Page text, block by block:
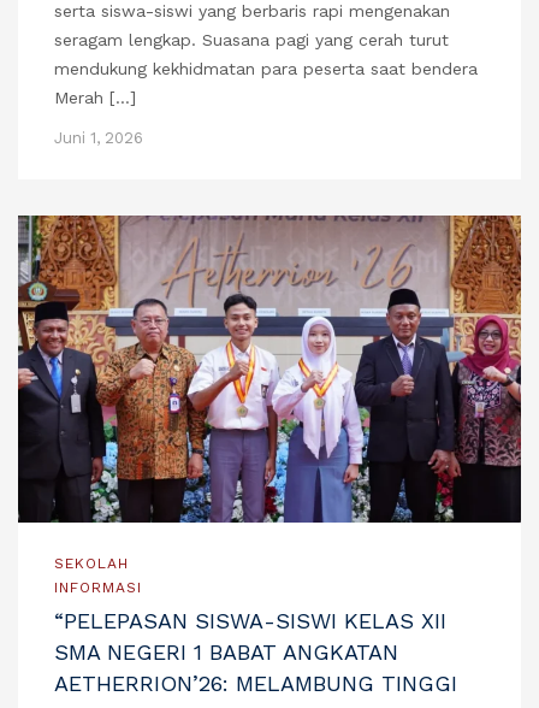
serta siswa-siswi yang berbaris rapi mengenakan
seragam lengkap. Suasana pagi yang cerah turut
mendukung kekhidmatan para peserta saat bendera
Merah […]
Juni 1, 2026
SEKOLAH
INFORMASI
“PELEPASAN SISWA-SISWI KELAS XII
SMA NEGERI 1 BABAT ANGKATAN
AETHERRION’26: MELAMBUNG TINGGI